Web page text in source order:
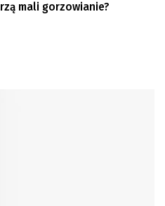
mali gorzowianie?